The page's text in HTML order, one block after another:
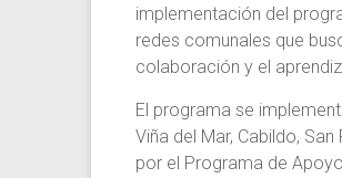
implementación del
redes comunales que
colaboración y el
El programa se
Viña del Mar, Cabildo,
por el Programa de